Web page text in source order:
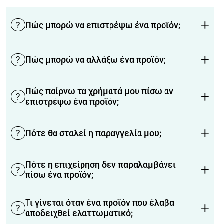
? Πώς μπορώ να επιστρέψω ένα προϊόν; +
? Πώς μπορώ να αλλάξω ένα προϊόν; +
? Πώς παίρνω τα χρήματά μου πίσω αν
επιστρέψω ένα προϊόν;
+
? Πότε θα σταλεί η παραγγελία μου; +
? Πότε η επιχείρηση δεν παραλαμβάνει
πίσω ένα προϊόν;
+
? Τι γίνεται όταν ένα προϊόν που έλαβα
αποδειχθεί ελαττωματικό;
+